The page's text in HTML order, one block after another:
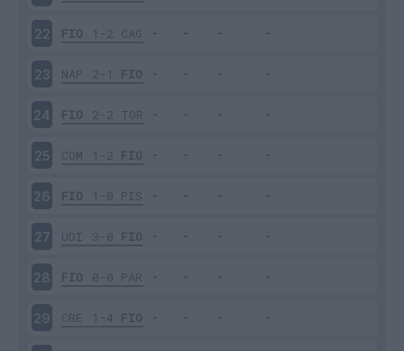
22 FIO 1-2 CAG
23 NAP 2-1 FIO
24 FIO 2-2 TOR
25 COM 1-2 FIO
26 FIO 1-0 PIS
27 UDI 3-0 FIO
28 FIO 0-0 PAR
29 CRE 1-4 FIO